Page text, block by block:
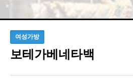
여성가방
보테가베네타백